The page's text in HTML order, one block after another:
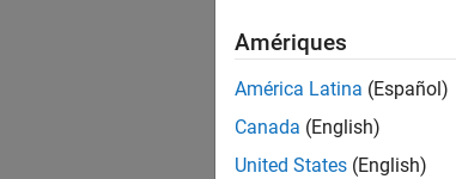
Amériques
América Latina (Español)
Canada (English)
United States (English)